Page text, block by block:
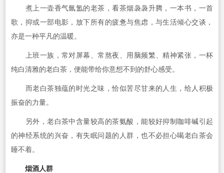
煮上一壶香气氤氲的老茶，看茶烟袅袅升腾，一本书，一首
歌，抑或一部电影，放下所有的疲惫与焦虑，与生活倾心交谈，
亦是一种平凡的温暖。
上班一族，常对屏幕、常熬夜、用脑频繁、精神紧张，一杯
纯白清雅的老白茶，便能带给你意想不到的舒心感受。
而老白茶独蕴的时光之味，恰似苦尽甘来的人生，给人积极
振奋的力量。
另外，老白茶中含量较高的茶氨酸，能较好抑制咖啡碱引起
的神经系统的兴奋，有失眠问题的人群，也不必担心喝老白茶会
睡不着。
烟酒人群